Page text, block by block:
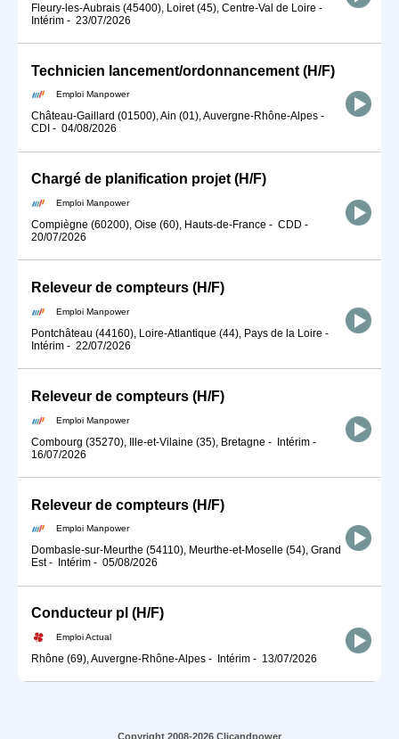
Fleury-les-Aubrais (45400), Loiret (45), Centre-Val de Loire -
Intérim - 23/07/2026
Technicien lancement/ordonnancement (H/F)
Emploi Manpower
Château-Gaillard (01500), Ain (01), Auvergne-Rhône-Alpes -
CDI - 04/08/2026
Chargé de planification projet (H/F)
Emploi Manpower
Compiègne (60200), Oise (60), Hauts-de-France - CDD -
20/07/2026
Releveur de compteurs (H/F)
Emploi Manpower
Pontchâteau (44160), Loire-Atlantique (44), Pays de la Loire -
Intérim - 22/07/2026
Releveur de compteurs (H/F)
Emploi Manpower
Combourg (35270), Ille-et-Vilaine (35), Bretagne - Intérim -
16/07/2026
Releveur de compteurs (H/F)
Emploi Manpower
Dombasle-sur-Meurthe (54110), Meurthe-et-Moselle (54), Grand
Est- Intérim - 05/08/2026
Conducteur pl (H/F)
Emploi Actual
Rhône (69), Auvergne-Rhône-Alpes - Intérim - 13/07/2026
Copyright 2008-2026 Clicandpower